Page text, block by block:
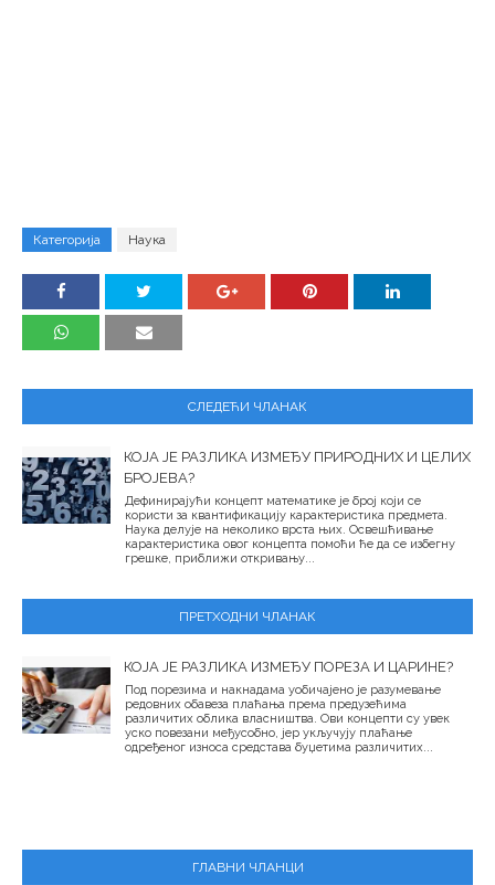
Категорија Наука
СЛЕДЕЋИ ЧЛАНАК
КОЈА ЈЕ РАЗЛИКА ИЗМЕЂУ ПРИРОДНИХ И ЦЕЛИХ
БРОЈЕВА?
Дефинирајући концепт математике је број који се
користи за квантификацију карактеристика предмета.
Наука делује на неколико врста њих. Освешћивање
карактеристика овог концепта помоћи ће да се избегну
грешке, приближи откривању...
ПРЕТХОДНИ ЧЛАНАК
КОЈА ЈЕ РАЗЛИКА ИЗМЕЂУ ПОРЕЗА И ЦАРИНЕ?
Под порезима и накнадама уобичајено је разумевање
редовних обавеза плаћања према предузећима
различитих облика власништва. Ови концепти су увек
уско повезани међусобно, јер укључују плаћање
одређеног износа средстава буџетима различитих...
ГЛАВНИ ЧЛАНЦИ